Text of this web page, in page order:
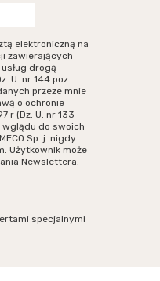
elektroniczną na
zawierających
drogą
U. nr 144 poz.
przeze mnie
o ochronie
r (Dz. U. nr 133
wglądu do swoich
Sp. j. nigdy
Użytkownik może
Newslettera.
specjalnymi